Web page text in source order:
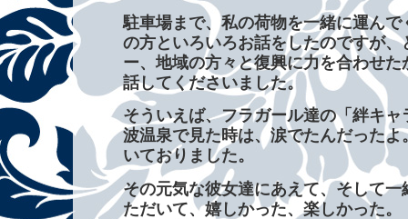
駐車場まで、私の荷物を一緒に運ん
の方といろいろお話をしたのですが
ー、地域の方々と復興に力を合わせ
話してくださいました。
そういえば、フラガール達の「絆キ
波温泉で見た時は、涙でたんだった
いておりました。
その元気な彼女達にあえて、そして
ただいて、嬉しかった、楽しかった。